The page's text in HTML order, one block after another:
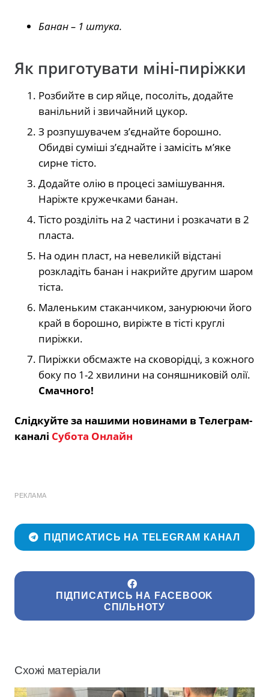
Банан – 1 штука.
Як приготувати міні-пиріжки
Розбийте в сир яйце, посоліть, додайте
ванільний і звичайний цукор.
З розпушувачем з’єднайте борошно.
Обидві суміші з’єднайте і замісіть м’яке
сирне тісто.
Додайте олію в процесі замішування.
Наріжте кружечками банан.
Тісто розділіть на 2 частини і розкачати в 2
пласта.
На один пласт, на невеликій відстані
розкладіть банан і накрийте другим шаром
тіста.
Маленьким стаканчиком, занурюючи його
край в борошно, виріжте в тісті круглі
пиріжки.
Пиріжки обсмажте на сковорідці, з кожного
боку по 1-2 хвилини на соняшниковій олії.
Смачного!
Слідкуйте за нашими новинами в Телеграм-
каналі Субота Онлайн
РЕКЛАМА
ПІДПИСАТИСЬ НА TELEGRAM КАНАЛ
ПІДПИСАТИСЬ НА FACEBOOK
СПІЛЬНОТУ
Схожі матеріали